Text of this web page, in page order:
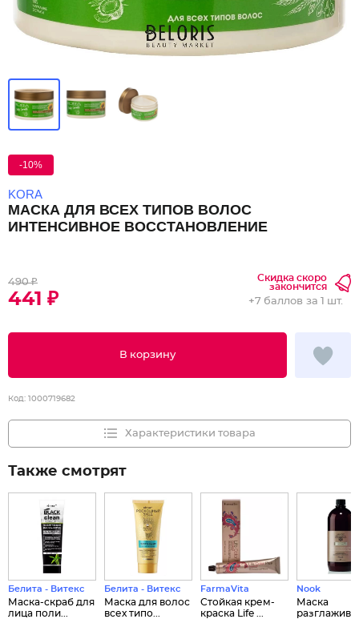
-10%
KORA
МАСКА ДЛЯ ВСЕХ ТИПОВ ВОЛОС
ИНТЕНСИВНОЕ ВОССТАНОВЛЕНИЕ
490 ₽
441 ₽
Скидка скоро
закончится
В корзину
+7 баллов за 1 шт.
Код: 1000719682
Характеристики товара
Также смотрят
Белита - Витекс
Маска-скраб для
лица поли...
Белита - Витекс
Маска для волос
всех типо...
FarmaVita
Стойкая крем-
краска Life ...
Nook
Маска